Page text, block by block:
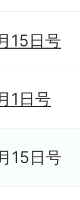
15日号
1日号
15日号